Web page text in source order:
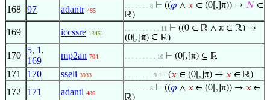
168 97 adantr 485
. . . . . . . 8 ⊢ ((𝜑 ∧ 𝑥 ∈ (0[,]π)) → 𝑁 ∈
ℝ)
169 iccssre 13451
. . . . . . . . . . 11 ⊢ ((0 ∈ ℝ ∧ π ∈ ℝ) →
(0[,]π) ⊆ ℝ)
170
5, 1 ,
169
mp2an 704 . . . . . . . . . 10 ⊢ (0[,]π) ⊆ ℝ
171 170 sseli 3933 . . . . . . . . 9 ⊢ (𝑥 ∈ (0[,]π) → 𝑥 ∈ ℝ)
172 171 adantl 486
. . . . . . . 8 ⊢ ((𝜑 ∧ 𝑥 ∈ (0[,]π)) → 𝑥 ∈
ℝ)